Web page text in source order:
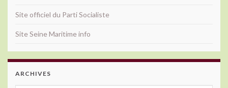
Site officiel du Parti Socialiste
Site Seine Maritime info
ARCHIVES